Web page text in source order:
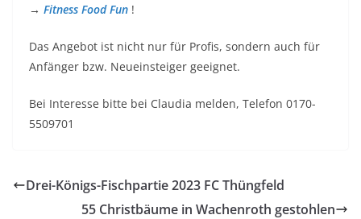
→ Fitness Food Fun !
Das Angebot ist nicht nur für Profis, sondern auch für
Anfänger bzw. Neueinsteiger geeignet.
Bei Interesse bitte bei Claudia melden, Telefon 0170-
5509701
Drei-Königs-Fischpartie 2023 FC Thüngfeld
55 Christbäume in Wachenroth gestohlen